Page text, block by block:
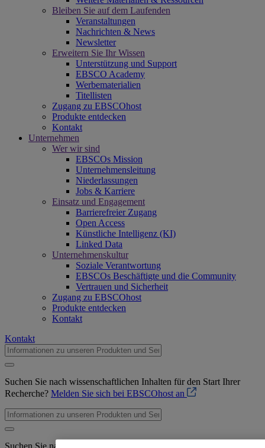
Bleiben Sie auf dem Laufenden
Veranstaltungen
Nachrichten & News
Newsletter
Erweitern Sie Ihr Wissen
Unterstützung und Support
EBSCO Academy
Werbematerialien
Titellisten
Zugang zu EBSCOhost
Produkte entdecken
Kontakt
Unternehmen
Wer wir sind
EBSCOs Mission
Unternehmensleitung
Niederlassungen
Jobs & Karriere
Einsatz und Engagement
Barrierefreier Zugang
Open Access
Künstliche Intelligenz (KI)
Linked Data
Unternehmenskultur
Soziale Verantwortung
EBSCOs Beschäftigte und die Community
Vertrauen und Sicherheit
Zugang zu EBSCOhost
Produkte entdecken
Kontakt
Kontakt
Suchen Sie nach wissenschaftlichen Inhalten für den Start Ihrer
Recherche? Melden Sie sich bei EBSCOhost an
Suchen Sie nach wissenschaftlichen Inhalten für den Start Ihrer